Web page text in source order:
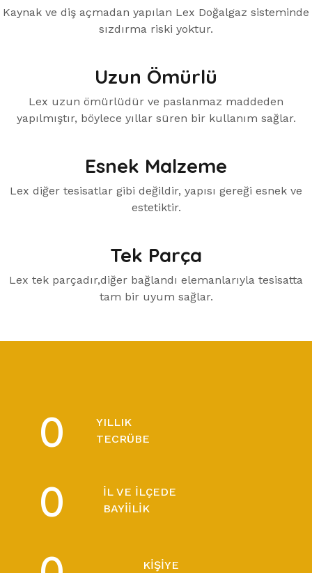
Kaynak ve diş açmadan yapılan Lex Doğalgaz sisteminde
sızdırma riski yoktur.
Uzun Ömürlü
Lex uzun ömürlüdür ve paslanmaz maddeden
yapılmıştır, böylece yıllar süren bir kullanım sağlar.
Esnek Malzeme
Lex diğer tesisatlar gibi değildir, yapısı gereği esnek ve
estetiktir.
Tek Parça
Lex tek parçadır,diğer bağlandı elemanlarıyla tesisatta
tam bir uyum sağlar.
0
YILLIK
TECRÜBE
0
İL VE İLÇEDE
BAYIILIK
KIŞIYE